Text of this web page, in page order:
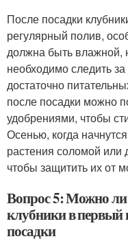
После посадки
регулярный полив,
должна быть влажной,
необходимо следить
достаточно
после посадки можно
удобрениями, чтобы
Осенью, когда
растения соломой
чтобы защитить их от
Вопрос 5: Можно
клубники в первый
посадки